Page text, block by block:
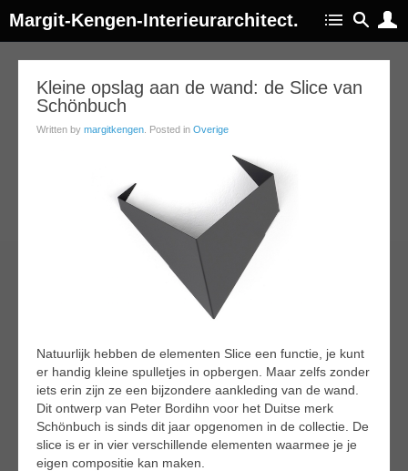
Margit-Kengen-Interieurarchitect.
Kleine opslag aan de wand: de Slice van
Schönbuch
Written by margitkengen . Posted in Overige
Natuurlijk hebben de elementen Slice een functie, je kunt
er handig kleine spulletjes in opbergen. Maar zelfs zonder
iets erin zijn ze een bijzondere aankleding van de wand.
Dit ontwerp van Peter Bordihn voor het Duitse merk
Schönbuch is sinds dit jaar opgenomen in de collectie. De
slice is er in vier verschillende elementen waarmee je je
eigen compositie kan maken.